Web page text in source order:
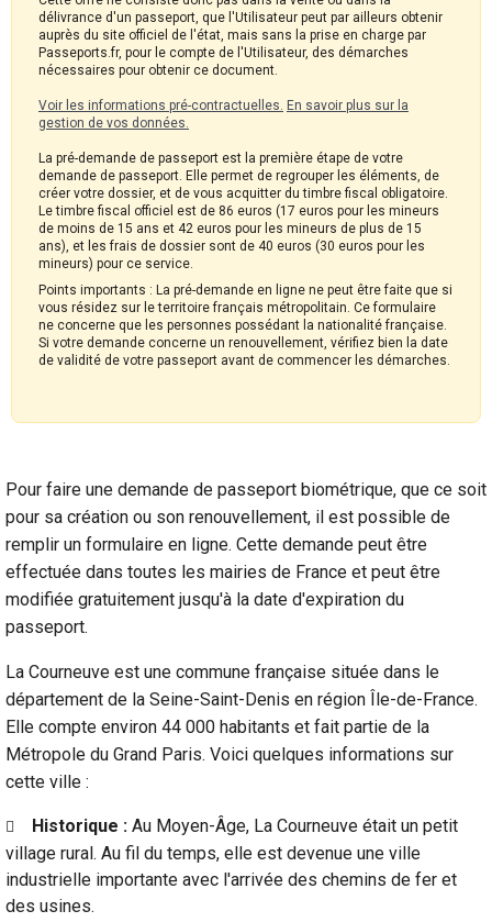
délivrance d'un passeport, que l'Utilisateur peut par ailleurs obtenir
auprès du site officiel de l'état, mais sans la prise en charge par
Passeports.fr, pour le compte de l'Utilisateur, des démarches
nécessaires pour obtenir ce document.
Voir les informations pré-contractuelles. En savoir plus sur la
gestion de vos données.
La pré-demande de passeport est la première étape de votre
demande de passeport. Elle permet de regrouper les éléments, de
créer votre dossier, et de vous acquitter du timbre fiscal obligatoire.
Le timbre fiscal officiel est de 86 euros (17 euros pour les mineurs
de moins de 15 ans et 42 euros pour les mineurs de plus de 15
ans), et les frais de dossier sont de 40 euros (30 euros pour les
mineurs) pour ce service.
Points importants : La pré-demande en ligne ne peut être faite que si
vous résidez sur le territoire français métropolitain. Ce formulaire
ne concerne que les personnes possédant la nationalité française.
Si votre demande concerne un renouvellement, vérifiez bien la date
de validité de votre passeport avant de commencer les démarches.
Pour faire une demande de passeport biométrique, que ce soit
pour sa création ou son renouvellement, il est possible de
remplir un formulaire en ligne. Cette demande peut être
effectuée dans toutes les mairies de France et peut être
modifiée gratuitement jusqu'à la date d'expiration du
passeport.
La Courneuve est une commune française située dans le
département de la Seine-Saint-Denis en région Île-de-France.
Elle compte environ 44 000 habitants et fait partie de la
Métropole du Grand Paris. Voici quelques informations sur
cette ville :
Historique : Au Moyen-Âge, La Courneuve était un petit
village rural. Au fil du temps, elle est devenue une ville
industrielle importante avec l'arrivée des chemins de fer et
des usines.